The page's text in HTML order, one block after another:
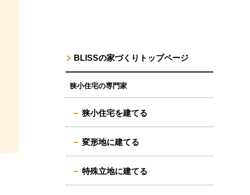
BLISSの家づくりトップページ
狭小住宅の専門家
狭小住宅を建てる
変形地に建てる
特殊立地に建てる